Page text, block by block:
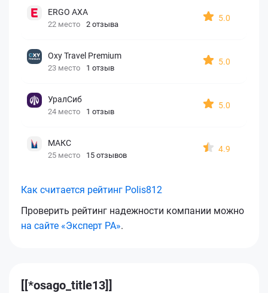
ERGO AXA
22 место 2 отзыва
5.0
Oxy Travel Premium
23 место 1 отзыв
5.0
УралСиб
24 место 1 отзыв
5.0
МАКС
25 место 15 отзывов
4.9
Как считается рейтинг Polis812
Проверить рейтинг надежности компании можно
на сайте «Эксперт РА».
[[*osago_title13]]